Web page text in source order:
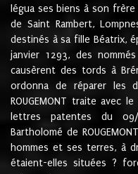
légua ses biens à son
de Saint Rambert,
destinés à sa fille Béatrix,
janvier 1293, des nommés
causèrent des tords à
ordonna de réparer les
ROUGEMONT traite avec
lettres patentes du 09/
Bartholomé de
hommes et ses terres, à
étaient-elles situées ?